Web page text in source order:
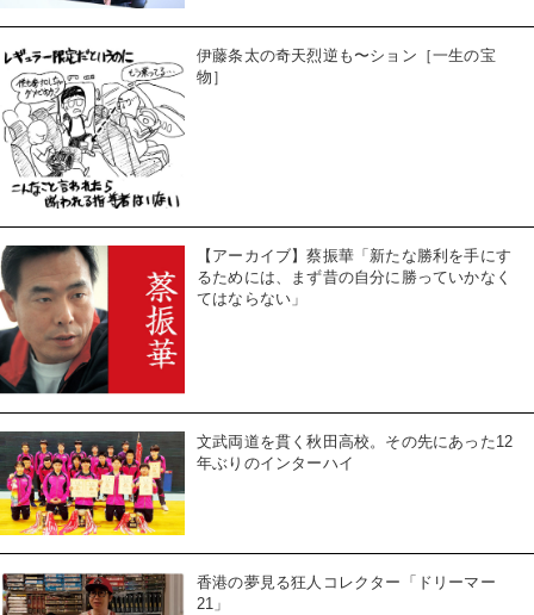
伊藤条太の奇天烈逆も〜ション［一生の宝
物］
【アーカイブ】蔡振華「新たな勝利を手にす
るためには、まず昔の自分に勝っていかなく
てはならない」
文武両道を貫く秋田高校。その先にあった12
年ぶりのインターハイ
香港の夢見る狂人コレクター「ドリーマー
21」